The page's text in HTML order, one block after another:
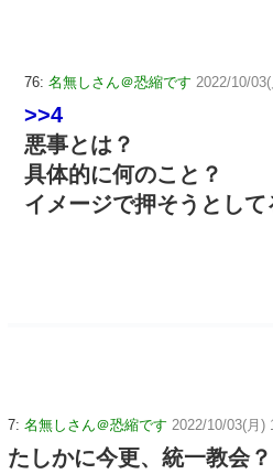
76: 名無しさん＠恐縮です 2022/10/
>>4
悪事とは？
具体的に何のこと？
イメージで押そうとして
7: 名無しさん＠恐縮です 2022/10/03(月)
たしかに今更、統一教会？